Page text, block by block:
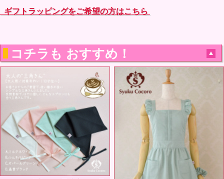
ギフトラッピングをご希望の方はこちら
コチラも おすすめ！